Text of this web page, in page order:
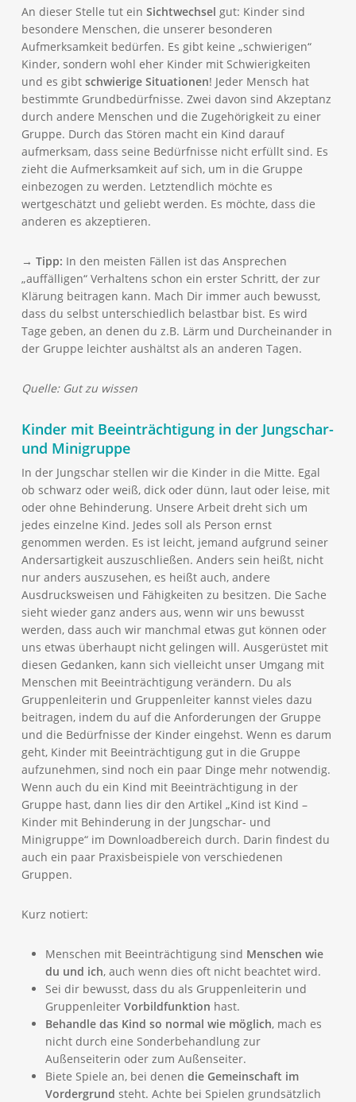
An dieser Stelle tut ein Sichtwechsel gut: Kinder sind
besondere Menschen, die unserer besonderen
Aufmerksamkeit bedürfen. Es gibt keine „schwierigen“
Kinder, sondern wohl eher Kinder mit Schwierigkeiten
und es gibt schwierige Situationen! Jeder Mensch hat
bestimmte Grundbedürfnisse. Zwei davon sind Akzeptanz
durch andere Menschen und die Zugehörigkeit zu einer
Gruppe. Durch das Stören macht ein Kind darauf
aufmerksam, dass seine Bedürfnisse nicht erfüllt sind. Es
zieht die Aufmerksamkeit auf sich, um in die Gruppe
einbezogen zu werden. Letztendlich möchte es
wertgeschätzt und geliebt werden. Es möchte, dass die
anderen es akzeptieren.
→ Tipp: In den meisten Fällen ist das Ansprechen
„auffälligen“ Verhaltens schon ein erster Schritt, der zur
Klärung beitragen kann. Mach Dir immer auch bewusst,
dass du selbst unterschiedlich belastbar bist. Es wird
Tage geben, an denen du z.B. Lärm und Durcheinander in
der Gruppe leichter aushältst als an anderen Tagen.
Quelle: Gut zu wissen
Kinder mit Beeinträchtigung in der Jungschar-
und Minigruppe
In der Jungschar stellen wir die Kinder in die Mitte. Egal
ob schwarz oder weiß, dick oder dünn, laut oder leise, mit
oder ohne Behinderung. Unsere Arbeit dreht sich um
jedes einzelne Kind. Jedes soll als Person ernst
genommen werden. Es ist leicht, jemand aufgrund seiner
Andersartigkeit auszuschließen. Anders sein heißt, nicht
nur anders auszusehen, es heißt auch, andere
Ausdrucksweisen und Fähigkeiten zu besitzen. Die Sache
sieht wieder ganz anders aus, wenn wir uns bewusst
werden, dass auch wir manchmal etwas gut können oder
uns etwas überhaupt nicht gelingen will. Ausgerüstet mit
diesen Gedanken, kann sich vielleicht unser Umgang mit
Menschen mit Beeinträchtigung verändern. Du als
Gruppenleiterin und Gruppenleiter kannst vieles dazu
beitragen, indem du auf die Anforderungen der Gruppe
und die Bedürfnisse der Kinder eingehst. Wenn es darum
geht, Kinder mit Beeinträchtigung gut in die Gruppe
aufzunehmen, sind noch ein paar Dinge mehr notwendig.
Wenn auch du ein Kind mit Beeinträchtigung in der
Gruppe hast, dann lies dir den Artikel „Kind ist Kind –
Kinder mit Behinderung in der Jungschar- und
Minigruppe“ im Downloadbereich durch. Darin findest du
auch ein paar Praxisbeispiele von verschiedenen
Gruppen.
Kurz notiert:
Menschen mit Beeinträchtigung sind Menschen wie
du und ich, auch wenn dies oft nicht beachtet wird.
Sei dir bewusst, dass du als Gruppenleiterin und
Gruppenleiter Vorbildfunktion hast.
Behandle das Kind so normal wie möglich, mach es
nicht durch eine Sonderbehandlung zur
Außenseiterin oder zum Außenseiter.
Biete Spiele an, bei denen die Gemeinschaft im
Vordergrund steht. Achte bei Spielen grundsätzlich